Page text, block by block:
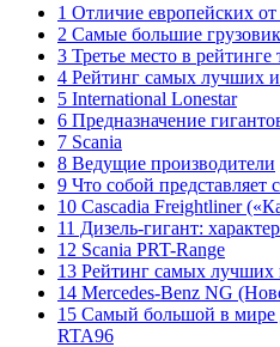
1 Отличие европейских
2 Самые большие
3 Третье место в рейтинге
4 Рейтинг самых лучших
5 International Lonestar
6 Предназначение
7 Scania
8 Ведущие производители
9 Что собой представляет
10 Cascadia Freightliner
11 Дизель-гигант:
12 Scania PRT-Range
13 Рейтинг самых
14 Mercedes-Benz NG
15 Самый большой в мире
RTA96